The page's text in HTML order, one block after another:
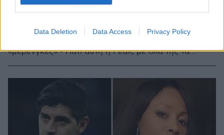
Data Deletion Data Access Privacy Policy
Η φετινή πορεία της «βασίλισσας» στο Champions
με τον αποκλεισμό από την Άρσεναλ να επισφραγίζει
«μερένγκες» - Γιατί αυτή η Ρεάλ, με όλα της τα